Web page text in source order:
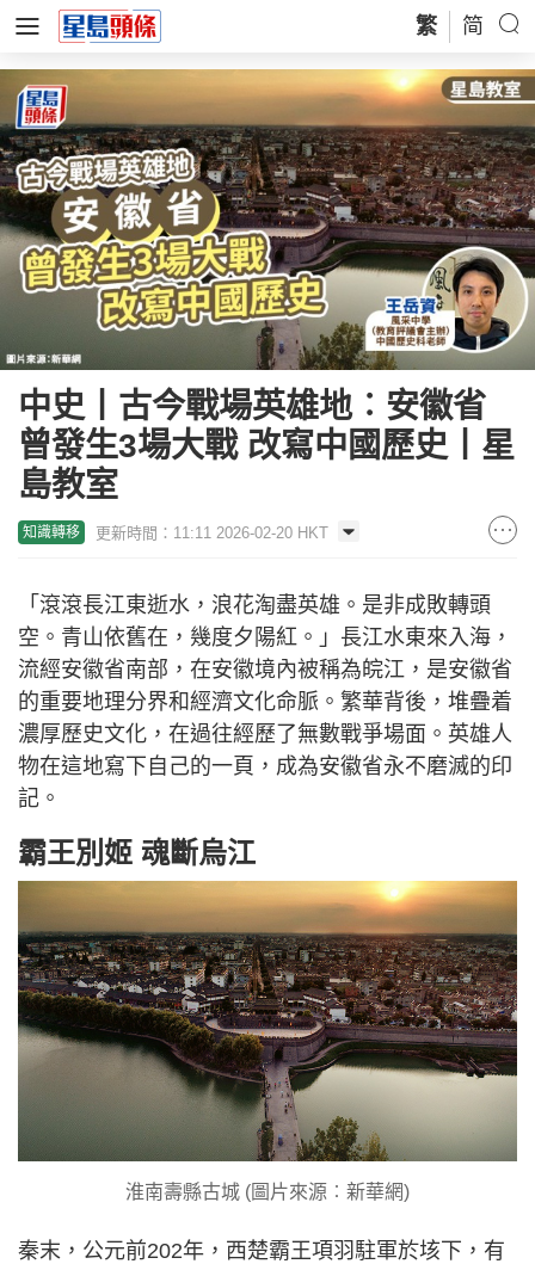
繁 简
中史丨古今戰場英雄地︰安徽省
曾發生3場大戰 改寫中國歷史丨星
島教室
知識轉移 更新時間：11:11 2026-02-20 HKT
「滾滾長江東逝水，浪花淘盡英雄。是非成敗轉頭
空。青山依舊在，幾度夕陽紅。」長江水東來入海，
流經安徽省南部，在安徽境內被稱為皖江，是安徽省
的重要地理分界和經濟文化命脈。繁華背後，堆疊着
濃厚歷史文化，在過往經歷了無數戰爭場面。英雄人
物在這地寫下自己的一頁，成為安徽省永不磨滅的印
記。
霸王別姬 魂斷烏江
淮南壽縣古城 (圖片來源︰新華網)
秦末，公元前202年，西楚霸王項羽駐軍於垓下，有